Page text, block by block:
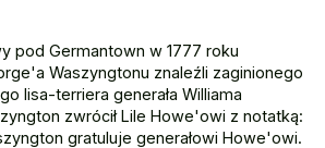
pod Germantown w 1777 roku
Waszyngtonu znaleźli zaginionego
lisa-terriera generała Williama
zwrócił Lile Howe'owi z notatką:
gratuluje generałowi Howe'owi.